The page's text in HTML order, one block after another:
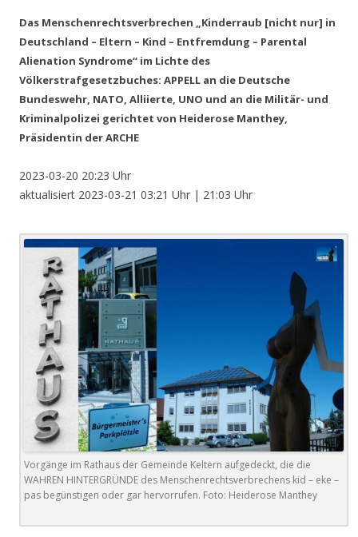
Das Menschenrechtsverbrechen „Kinderraub [nicht nur] in
Deutschland – Eltern – Kind – Entfremdung – Parental
Alienation Syndrome“ im Lichte des
Völkerstrafgesetzbuches: APPELL an die Deutsche
Bundeswehr, NATO, Alliierte, UNO und an die Militär- und
Kriminalpolizei gerichtet von Heiderose Manthey,
Präsidentin der ARCHE
2023-03-20 20:23 Uhr
aktualisiert 2023-03-21 03:21 Uhr | 21:03 Uhr
Vorgänge im Rathaus der Gemeinde Keltern aufgedeckt, die die
WAHREN HINTERGRÜNDE des Menschenrechtsverbrechens kid – eke –
pas begünstigen oder gar hervorrufen. Foto: Heiderose Manthey